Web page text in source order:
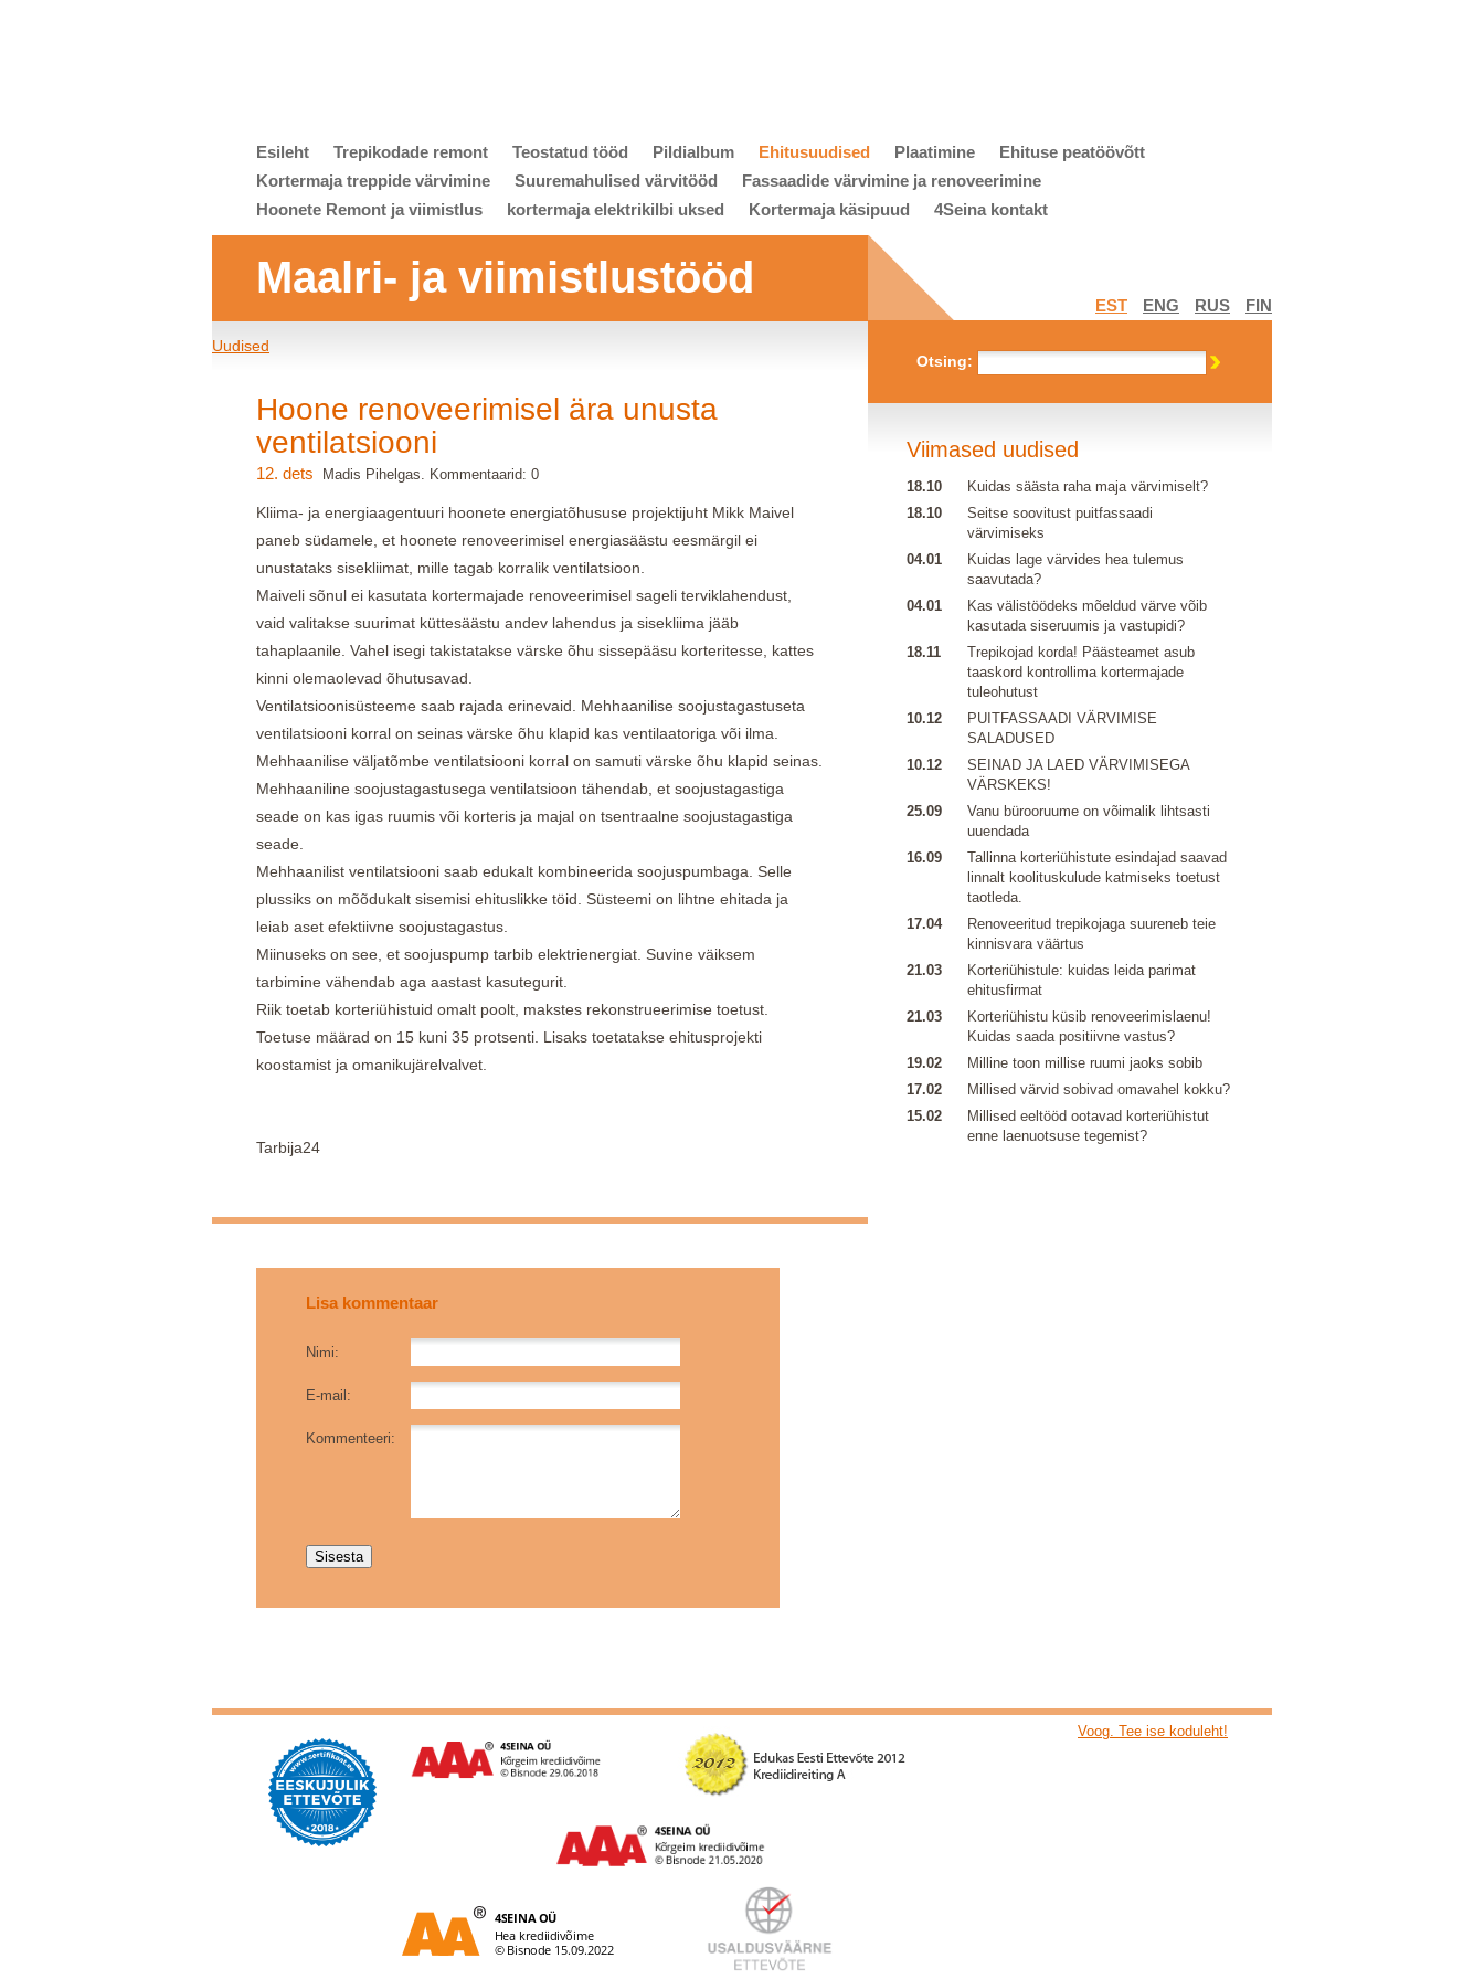
Esileht Trepikodade remont Teostatud tööd Pildialbum Ehitusuudised Plaatimine
Ehituse peatöövõtt
Kortermaja treppide värvimine
Suuremahulised värvitööd
Fassaadide värvimine ja renoveerimine
Hoonete Remont ja viimistlus
kortermaja elektrikilbi uksed Kortermaja käsipuud 4Seina kontakt
Maalri- ja viimistlustööd
Uudised
Hoone renoveerimisel ära unusta
ventilatsiooni
12. dets Madis Pihelgas. Kommentaarid: 0
Kliima- ja energiaagentuuri hoonete energiatõhususe projektijuht Mikk Maivel
paneb südamele, et hoonete renoveerimisel energiasäästu eesmärgil ei
unustataks sisekliimat, mille tagab korralik ventilatsioon.
Maiveli sõnul ei kasutata kortermajade renoveerimisel sageli terviklahendust,
vaid valitakse suurimat küttesäästu andev lahendus ja sisekliima jääb
tahaplaanile. Vahel isegi takistatakse värske õhu sissepääsu korteritesse, kattes
kinni olemaolevad õhutusavad.
Ventilatsioonisüsteeme saab rajada erinevaid. Mehhaanilise soojustagastuseta
ventilatsiooni korral on seinas värske õhu klapid kas ventilaatoriga või ilma.
Mehhaanilise väljatõmbe ventilatsiooni korral on samuti värske õhu klapid seinas.
Mehhaaniline soojustagastusega ventilatsioon tähendab, et soojustagastiga
seade on kas igas ruumis või korteris ja majal on tsentraalne soojustagastiga
seade.
Mehhaanilist ventilatsiooni saab edukalt kombineerida soojuspumbaga. Selle
plussiks on mõõdukalt sisemisi ehituslikke töid. Süsteemi on lihtne ehitada ja
leiab aset efektiivne soojustagastus.
Miinuseks on see, et soojuspump tarbib elektrienergiat. Suvine väiksem
tarbimine vähendab aga aastast kasutegurit.
Riik toetab korteriühistuid omalt poolt, makstes rekonstrueerimise toetust.
Toetuse määrad on 15 kuni 35 protsenti. Lisaks toetatakse ehitusprojekti
koostamist ja omanikujärelvalvet.
Tarbija24
Lisa kommentaar
Nimi:
E-mail:
Kommenteeri:
EST ENG RUS FIN
Otsing:
Viimased uudised
18.10
Kuidas säästa raha maja värvimiselt?
18.10
Seitse soovitust puitfassaadi
värvimiseks
04.01
Kuidas lage värvides hea tulemus
saavutada?
04.01
Kas välistöödeks mõeldud värve võib
kasutada siseruumis ja vastupidi?
18.11
Trepikojad korda! Päästeamet asub
taaskord kontrollima kortermajade
tuleohutust
10.12
PUITFASSAADI VÄRVIMISE
SALADUSED
10.12
SEINAD JA LAED VÄRVIMISEGA
VÄRSKEKS!
25.09
Vanu bürooruume on võimalik lihtsasti
uuendada
16.09
Tallinna korteriühistute esindajad saavad
linnalt koolituskulude katmiseks toetust
taotleda.
17.04
Renoveeritud trepikojaga suureneb teie
kinnisvara väärtus
21.03
Korteriühistule: kuidas leida parimat
ehitusfirmat
21.03
Korteriühistu küsib renoveerimislaenu!
Kuidas saada positiivne vastus?
19.02
Milline toon millise ruumi jaoks sobib
17.02
Millised värvid sobivad omavahel kokku?
15.02
Millised eeltööd ootavad korteriühistut
enne laenuotsuse tegemist?
Voog. Tee ise koduleht!